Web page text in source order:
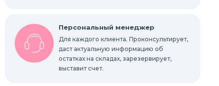
Персональный менеджер
Для каждого клиента. Проконсультирует,
даст актуальную информацию об
остатках на складах, зарезервирует,
выставит счет.